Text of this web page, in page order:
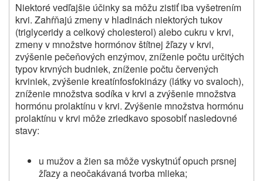
Niektoré vedľajšie účinky sa môžu zistiť iba vyšetrením
krvi. Zahŕňajú zmeny v hladinách niektorých tukov
(triglyceridy a celkový cholesterol) alebo cukru v krvi,
zmeny v množstve hormónov štítnej žľazy v krvi,
zvýšenie pečeňových enzýmov, zníženie počtu určitých
typov krvných budniek, zníženie počtu červených
krviniek, zvýšenie kreatínfosfokinázy (látky vo svaloch),
zníženie množstva sodíka v krvi a zvýšenie množstva
hormónu prolaktínu v krvi. Zvýšenie množstva hormónu
prolaktínu v krvi môže zriedkavo sposobiť nasledovné
stavy:
u mužov a žien sa môže vyskytnúť opuch prsnej
žľazy a neočakávaná tvorba mlieka;